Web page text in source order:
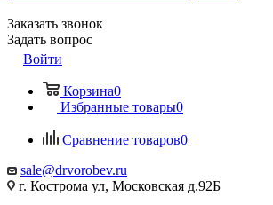
Заказать звонок
Задать вопрос
Войти
Корзина0
Избранные товары0
Сравнение товаров0
sale@drvorobev.ru
г. Кострома ул, Московская д.92Б